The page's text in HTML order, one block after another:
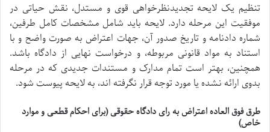
تنظیم یک لایحه تجدیدنظرخواهی قوی و مستدل، نقش حیاتی در
موفقیت این مرحله دارد. لایحه باید شامل مشخصات کامل طرفین،
شماره دادنامه و تاریخ صدور آن، جهات اعتراض به صورت واضح و با
استناد به مواد قانونی مربوطه، و درخواست نهایی از دادگاه باشد.
همچنین، بهتر است تمام مدارک و مستندات جدیدی که در مرحله
بدوی ارائه نشده یا مورد توجه قرار نگرفته اند، به لایحه پیوست شود.
طرق فوق العاده اعتراض به رای دادگاه حقوقی (برای احکام قطعی و موارد
خاص)